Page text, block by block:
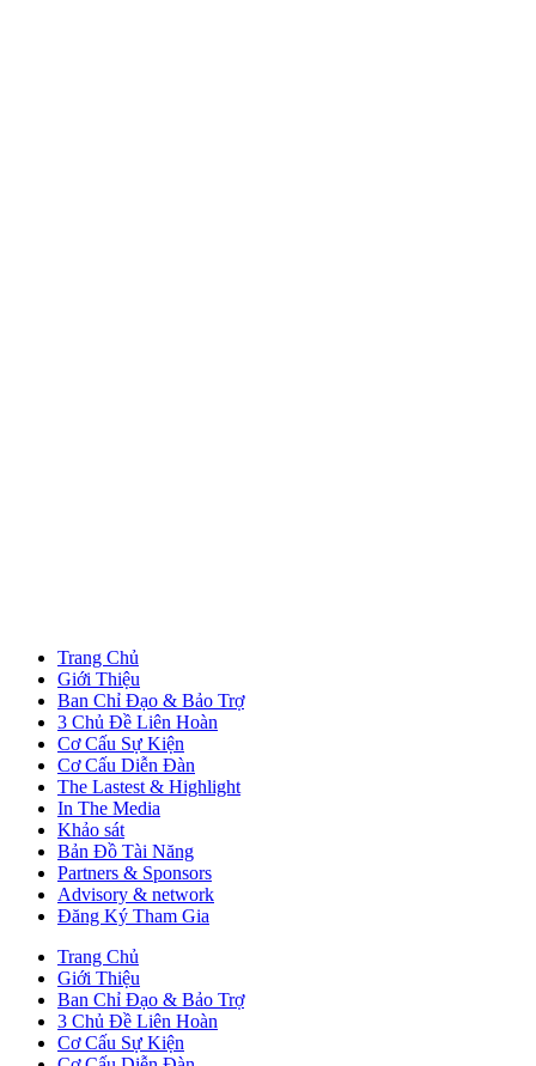
Trang Chủ
Giới Thiệu
Ban Chỉ Đạo & Bảo Trợ
3 Chủ Đề Liên Hoàn
Cơ Cấu Sự Kiện
Cơ Cấu Diễn Đàn
The Lastest & Highlight
In The Media
Khảo sát
Bản Đồ Tài Năng
Partners & Sponsors
Advisory & network
Đăng Ký Tham Gia
Trang Chủ
Giới Thiệu
Ban Chỉ Đạo & Bảo Trợ
3 Chủ Đề Liên Hoàn
Cơ Cấu Sự Kiện